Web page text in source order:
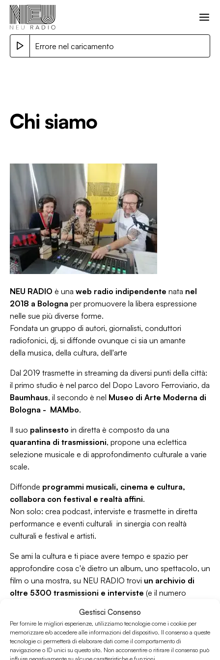
Gestisci Consenso
Per fornire le migliori esperienze, utilizziamo tecnologie come i cookie per
memorizzare e/o accedere alle informazioni del dispositivo. Il consenso a queste
tecnologie ci permetterà di elaborare dati come il comportamento di
navigazione o ID unici su questo sito. Non acconsentire o ritirare il consenso può
influire negativamente su alcune caratteristiche e funzioni.
Errore nel caricamento
Chi siamo
NEU RADIO è una web radio indipendente nata nel
2018 a Bologna per promuovere la libera espressione
nelle sue più diverse forme.
Fondata un gruppo di autori, giornalisti, conduttori
radiofonici, dj, si diffonde ovunque ci sia un amante
della musica, della cultura, dell'arte
Dal 2019 trasmette in streaming da diversi punti della città:
il primo studio è nel parco del Dopo Lavoro Ferroviario, da
Baumhaus, il secondo è nel Museo di Arte Moderna di
Bologna - MAMbo.
Il suo palinsesto in diretta è composto da una
quarantina di trasmissioni, propone una eclettica
selezione musicale e di approfondimento culturale a varie
scale.
Diffonde programmi musicali, cinema e cultura,
collabora con festival e realtà affini.
Non solo: crea podcast, interviste e trasmette in diretta
performance e eventi culturali in sinergia con realtà
culturali e festival e artisti.
Se ami la cultura e ti piace avere tempo e spazio per
approfondire cosa c'è dietro un album, uno spettacolo, un
film o una mostra, su NEU RADIO trovi un archivio di
oltre 5300 trasmissioni e interviste (e il numero
chiunque in qualunque momento.
Vuoi aggiornamenti sulle prossime attività della radio?
Lascia i tuoi contatti qui